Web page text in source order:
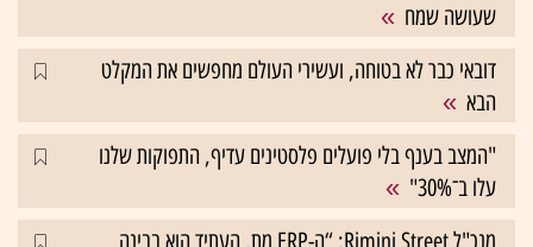
שעושה שמח
דובאי כבר לא בטוחה, ועשירי העולם מחפשים את המקלט
הבא
"המצב בענף בלי פועלים פלסטינים עדיף, התפוקות שלנו
עלו ב־30%"
מנכ"ל Rimini Street: “ה-ERP מת, העתיד הוא בבינה